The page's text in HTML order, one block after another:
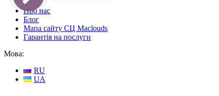
Про нас
Блог
Мапа сайту СЦ Maclouds
Гарантія на послуги
Мова:
RU
UA